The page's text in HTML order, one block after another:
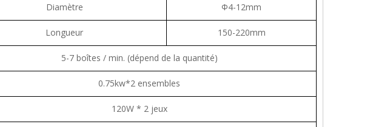
Diamètre Ф4-12mm
Longueur 150-220mm
5-7 boîtes / min. (dépend de la quantité)
0.75kw*2 ensembles
120W * 2 jeux